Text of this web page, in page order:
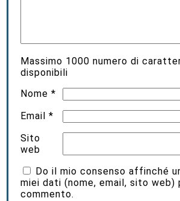
Massimo 1000 numero di
disponibili
Nome*
Email*
Sito
web
Do il mio consenso affinché
miei dati (nome, email, sito web)
commento.